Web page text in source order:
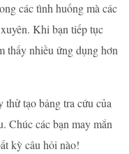
các tình huống mà các
Khi bạn tiếp tục
thấy nhiều ứng dụng hơn
tạo bảng tra cứu của
Chúc các bạn may mắn
kỳ câu hỏi nào!